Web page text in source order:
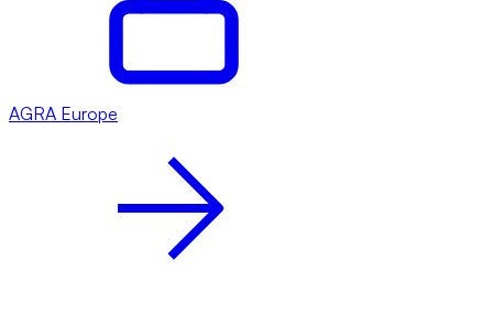
AGRA Europe